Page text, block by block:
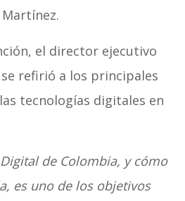
el director ejecutivo
refirió a los principales
tecnologías digitales en
de Colombia, y cómo
es uno de los objetivos